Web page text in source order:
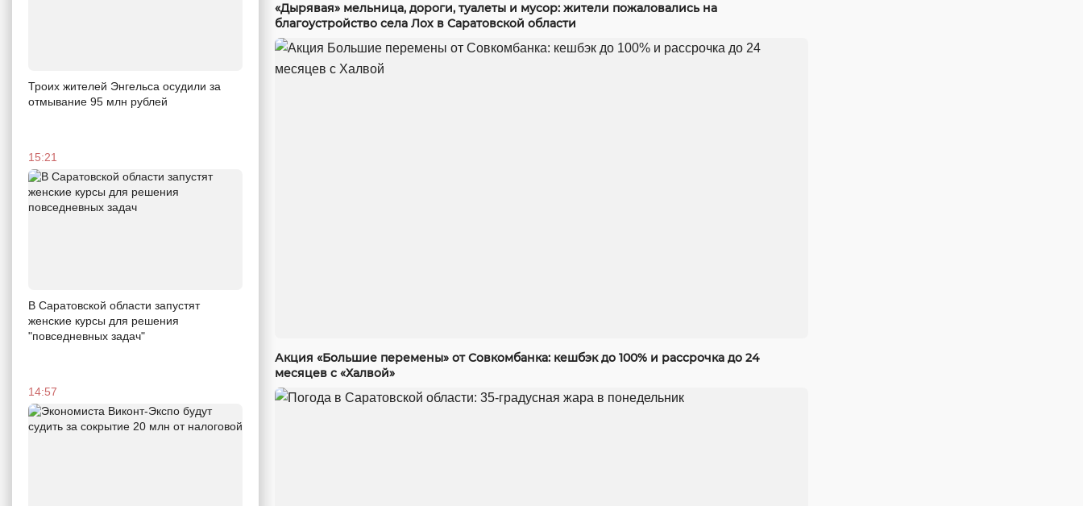
Троих жителей Энгельса осудили за
отмывание 95 млн рублей
15:21
В Саратовской области запустят
женские курсы для решения
"повседневных задач"
14:57
«Дырявая» мельница, дороги, туалеты и мусор: жители пожаловались на
благоустройство села Лох в Саратовской области
Акция «Большие перемены» от Совкомбанка: кешбэк до 100% и рассрочка до 24
месяцев с «Халвой»